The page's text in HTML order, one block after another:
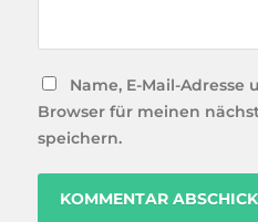
Name, E-Mail-Adresse
Browser für meinen
speichern.